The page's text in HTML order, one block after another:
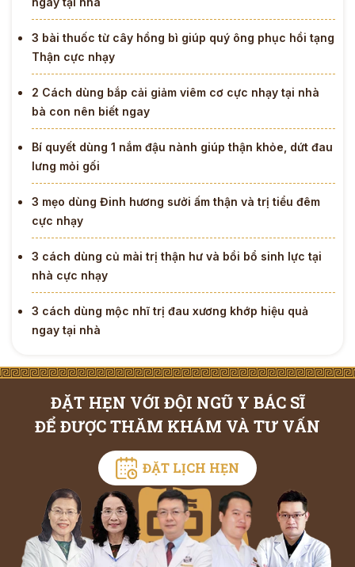
3 bài thuốc từ cây hồng bì giúp quý ông phục hồi tạng
Thận cực nhạy
2 Cách dùng bắp cải giảm viêm cơ cực nhạy tại nhà
bà con nên biết ngay
Bí quyết dùng 1 nắm đậu nành giúp thận khỏe, dứt đau
lưng mỏi gối
3 mẹo dùng Đinh hương sưởi ấm thận và trị tiểu đêm
cực nhạy
3 cách dùng củ mài trị thận hư và bồi bổ sinh lực tại
nhà cực nhạy
3 cách dùng mộc nhĩ trị đau xương khớp hiệu quả
ngay tại nhà
ĐẶT HẸN VỚI ĐỘI NGŨ Y BÁC SĨ
ĐỂ ĐƯỢC THĂM KHÁM VÀ TƯ VẤN
ĐẶT LỊCH HẸN